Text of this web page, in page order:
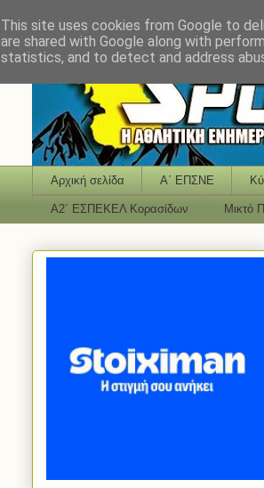
Αρχική σελίδα Α΄ ΕΠΣΝΕ
Α2΄ ΕΣΠΕΚΕΛ Κορασίδων Μικτό
This site uses cookies from Google to
are shared with Google along with
statistics, and to detect and address